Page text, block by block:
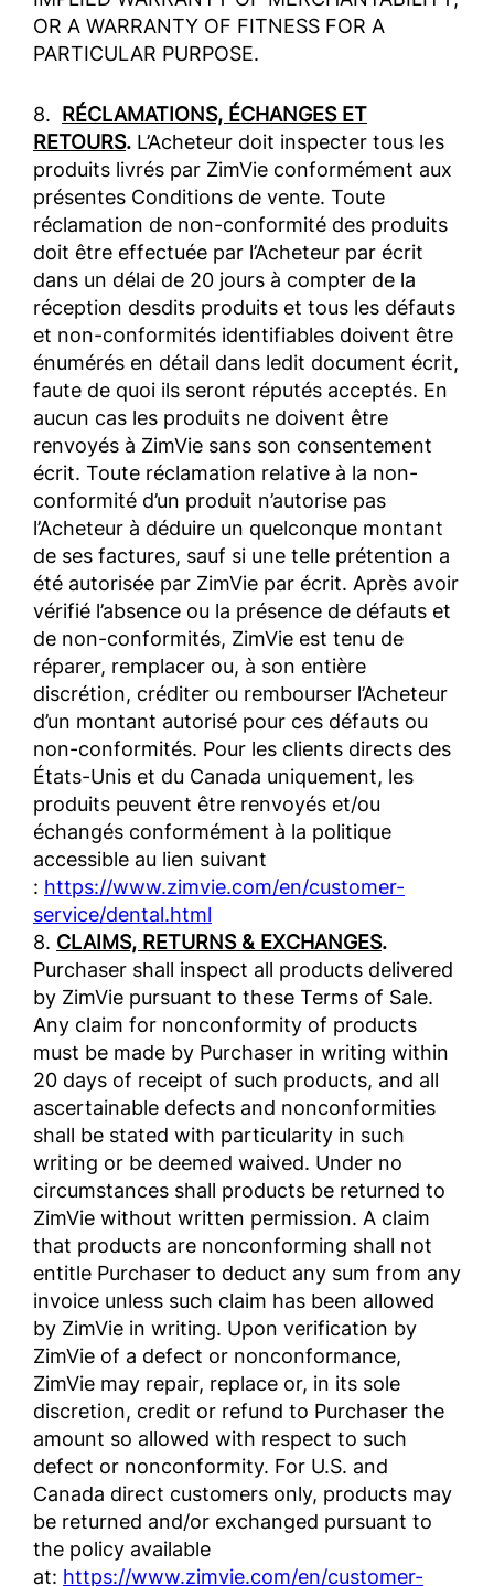
OR A WARRANTY OF FITNESS FOR A
PARTICULAR PURPOSE.
8. RÉCLAMATIONS, ÉCHANGES ET
RETOURS. L’Acheteur doit inspecter tous les
produits livrés par ZimVie conformément aux
présentes Conditions de vente. Toute
réclamation de non-conformité des produits
doit être effectuée par l’Acheteur par écrit
dans un délai de 20 jours à compter de la
réception desdits produits et tous les défauts
et non-conformités identifiables doivent être
énumérés en détail dans ledit document écrit,
faute de quoi ils seront réputés acceptés. En
aucun cas les produits ne doivent être
renvoyés à ZimVie sans son consentement
écrit. Toute réclamation relative à la non-
conformité d’un produit n’autorise pas
l’Acheteur à déduire un quelconque montant
de ses factures, sauf si une telle prétention a
été autorisée par ZimVie par écrit. Après avoir
vérifié l’absence ou la présence de défauts et
de non-conformités, ZimVie est tenu de
réparer, remplacer ou, à son entière
discrétion, créditer ou rembourser l’Acheteur
d’un montant autorisé pour ces défauts ou
non-conformités. Pour les clients directs des
États-Unis et du Canada uniquement, les
produits peuvent être renvoyés et/ou
échangés conformément à la politique
accessible au lien suivant
: https://www.zimvie.com/en/customer-
service/dental.html
8. CLAIMS, RETURNS & EXCHANGES.
Purchaser shall inspect all products delivered
by ZimVie pursuant to these Terms of Sale.
Any claim for nonconformity of products
must be made by Purchaser in writing within
20 days of receipt of such products, and all
ascertainable defects and nonconformities
shall be stated with particularity in such
writing or be deemed waived. Under no
circumstances shall products be returned to
ZimVie without written permission. A claim
that products are nonconforming shall not
entitle Purchaser to deduct any sum from any
invoice unless such claim has been allowed
by ZimVie in writing. Upon verification by
ZimVie of a defect or nonconformance,
ZimVie may repair, replace or, in its sole
discretion, credit or refund to Purchaser the
amount so allowed with respect to such
defect or nonconformity. For U.S. and
Canada direct customers only, products may
be returned and/or exchanged pursuant to
the policy available
at: https://www.zimvie.com/en/customer-